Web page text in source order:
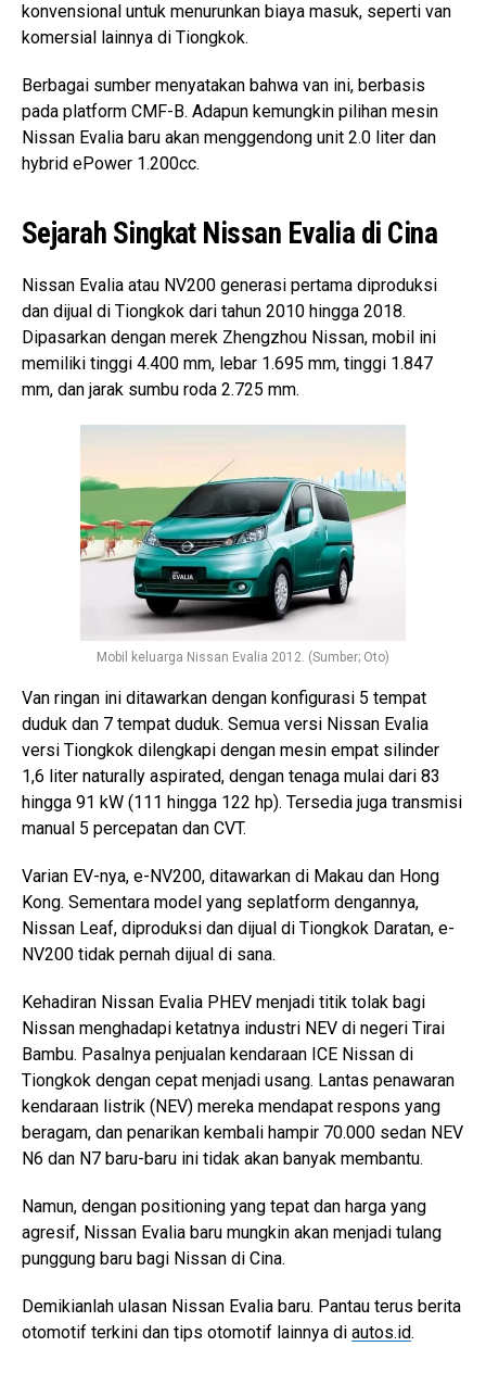
konvensional untuk menurunkan biaya masuk, seperti van
komersial lainnya di Tiongkok.
Berbagai sumber menyatakan bahwa van ini, berbasis
pada platform CMF-B. Adapun kemungkin pilihan mesin
Nissan Evalia baru akan menggendong unit 2.0 liter dan
hybrid ePower 1.200cc.
Sejarah Singkat Nissan Evalia di Cina
Nissan Evalia atau NV200 generasi pertama diproduksi
dan dijual di Tiongkok dari tahun 2010 hingga 2018.
Dipasarkan dengan merek Zhengzhou Nissan, mobil ini
memiliki tinggi 4.400 mm, lebar 1.695 mm, tinggi 1.847
mm, dan jarak sumbu roda 2.725 mm.
Mobil keluarga Nissan Evalia 2012. (Sumber; Oto)
Van ringan ini ditawarkan dengan konfigurasi 5 tempat
duduk dan 7 tempat duduk. Semua versi Nissan Evalia
versi Tiongkok dilengkapi dengan mesin empat silinder
1,6 liter naturally aspirated, dengan tenaga mulai dari 83
hingga 91 kW (111 hingga 122 hp). Tersedia juga transmisi
manual 5 percepatan dan CVT.
Varian EV-nya, e-NV200, ditawarkan di Makau dan Hong
Kong. Sementara model yang seplatform dengannya,
Nissan Leaf, diproduksi dan dijual di Tiongkok Daratan, e-
NV200 tidak pernah dijual di sana.
Kehadiran Nissan Evalia PHEV menjadi titik tolak bagi
Nissan menghadapi ketatnya industri NEV di negeri Tirai
Bambu. Pasalnya penjualan kendaraan ICE Nissan di
Tiongkok dengan cepat menjadi usang. Lantas penawaran
kendaraan listrik (NEV) mereka mendapat respons yang
beragam, dan penarikan kembali hampir 70.000 sedan NEV
N6 dan N7 baru-baru ini tidak akan banyak membantu.
Namun, dengan positioning yang tepat dan harga yang
agresif, Nissan Evalia baru mungkin akan menjadi tulang
punggung baru bagi Nissan di Cina.
Demikianlah ulasan Nissan Evalia baru. Pantau terus berita
otomotif terkini dan tips otomotif lainnya di autos.id.